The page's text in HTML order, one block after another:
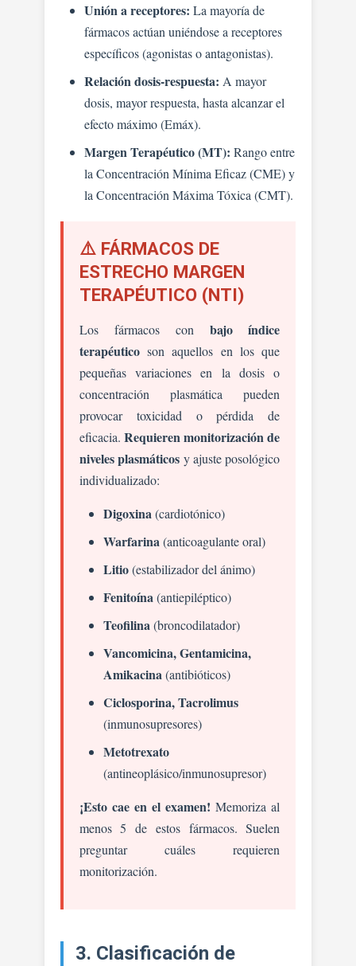
Unión a receptores: La mayoría de
fármacos actúan uniéndose a receptores
específicos (agonistas o antagonistas).
Relación dosis-respuesta: A mayor
dosis, mayor respuesta, hasta alcanzar el
efecto máximo (Emáx).
Margen Terapéutico (MT): Rango entre
la Concentración Mínima Eficaz (CME) y
la Concentración Máxima Tóxica (CMT).
⚠️ FÁRMACOS DE
ESTRECHO MARGEN
TERAPÉUTICO (NTI)
Los fármacos con bajo índice
terapéuticoson aquellos en los que
pequeñas variaciones en la dosis o
concentración plasmática pueden
provocar toxicidad o pérdida de
eficacia. Requieren monitorización de
niveles plasmáticos y ajuste posológico
individualizado:
Digoxina (cardiotónico)
Warfarina (anticoagulante oral)
Litio(estabilizador del ánimo)
Fenitoína (antiepiléptico)
Teofilina (broncodilatador)
Vancomicina, Gentamicina,
Amikacina (antibióticos)
Ciclosporina, Tacrolimus
(inmunosupresores)
Metotrexato
(antineoplásico/inmunosupresor)
¡Esto cae en el examen! Memoriza al
menos 5 de estos fármacos. Suelen
preguntar cuáles requieren
monitorización.
3. Clasificación de